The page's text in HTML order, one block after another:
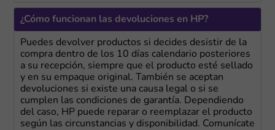
¿Cómo funcionan las devoluciones en HP?
Puedes devolver productos si decides desistir de la
compra dentro de los 10 días calendario posteriores
a su recepción, siempre que el producto esté sellado
y en su empaque original. También se aceptan
devoluciones si existe una causa legal o si se
cumplen las condiciones de garantía. Dependiendo
del caso, HP puede reparar o reemplazar el producto
según las circunstancias y disponibilidad. Comunícate